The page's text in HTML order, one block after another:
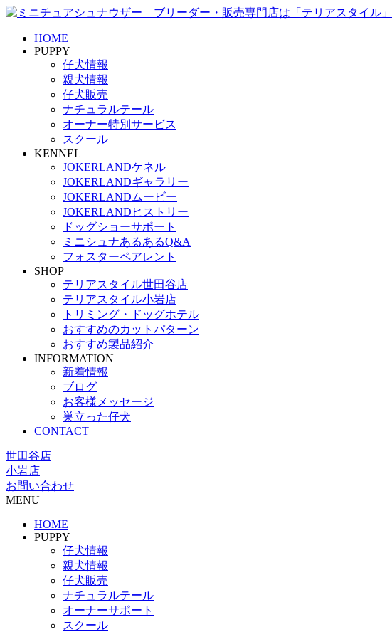
HOME
PUPPY
仔犬情報
親犬情報
仔犬販売
ナチュラルテール
オーナー特別サービス
スクール
KENNEL
JOKERLANDケネル
JOKERLANDギャラリー
JOKERLANDムービー
JOKERLANDヒストリー
ドッグショーサポート
ミニシュナあるあるQ&A
フォスターペアレント
SHOP
テリアスタイル世田谷店
テリアスタイル小岩店
トリミング・ドッグホテル
おすすめのカットパターン
おすすめ製品紹介
INFORMATION
新着情報
ブログ
お客様メッセージ
巣立った仔犬
CONTACT
世田谷店
小岩店
お問い合わせ
MENU
HOME
PUPPY
仔犬情報
親犬情報
仔犬販売
ナチュラルテール
オーナーサポート
スクール